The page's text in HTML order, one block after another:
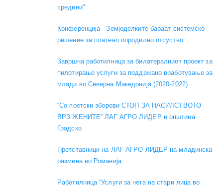
средини"
Конференција - Земјоделките бараат системско
решение за платено породилно отсуство
Завршна работилница за билатералниот проект за
пилотирање услуги за поддржано вработување за
млади во Северна Македонија (2020-2022)
“Со поетски зборови СТОП ЗА НАСИЛСТВОТО
ВРЗ ЖЕНИТЕ” ЛАГ АГРО ЛИДЕР и општина
Градско
Претставници на ЛАГ АГРО ЛИДЕР на младинска
размена во Романија
Работилница “Услуги за нега на стари лица во